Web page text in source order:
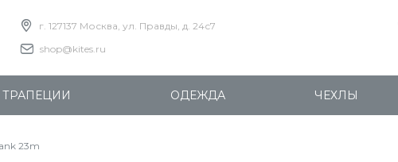
г. 127137 Москва, ул. Правды, д. 24с7
shop@kites.ru
ТРАПЕЦИИ ОДЕЖДА ЧЕХЛЫ
23m